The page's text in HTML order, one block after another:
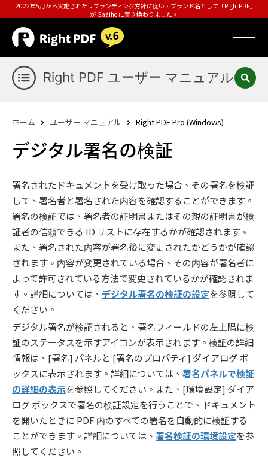
2022年5月から実施されたリブランディング方針に従い、ブランド名として「RightPDF」
が Gaaiho に置き換わりました。
Right PDF ユーザー マニュアル
ホーム ユーザー マニュアル Right PDF Pro (Windows)
デジタル署名の検証
署名されたドキュメントを受け取った場合、その署名を検証
して、署名者と署名された内容を確認することができます。
署名の検証では、署名者の証明書またはその親の証明書が検
証者の信頼できる ID リストに存在するかが確認されます。
また、署名された内容が署名後に変更されたかどうかが確認
されます。内容が変更されている場合、その内容が署名者に
よって許可されている方法で変更されているかが確認されま
す。詳細については、 デジタル署名の検証の設定を参照して
ください。
デジタル署名が検証されると、署名フィールドの左上隅に検
証のステータスを示すアイコンが表示されます。検証の詳細
情報は、[署名] パネルと [署名のプロパティ] ダイアログ ボ
ックスに表示されます。詳細については、 署名パネルで検証
の詳細の表示を参照してください。また、[環境設定] ダイア
ログ ボックスで署名の検証設定を行うことで、ドキュメント
を開いたときに PDF 内のすべての署名を自動的に検証する
ことができます。詳細については、 署名検証の環境設定を参
照してください。